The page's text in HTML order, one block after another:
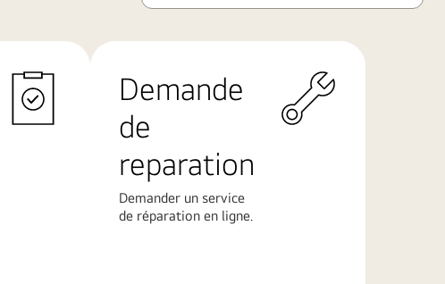
Demande
de
reparation​
Demander un service
de réparation en ligne​.